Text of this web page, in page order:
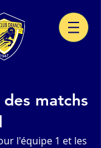
matchs
l'équipe 1 et les